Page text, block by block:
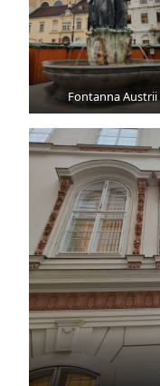
Fontanna Austrii